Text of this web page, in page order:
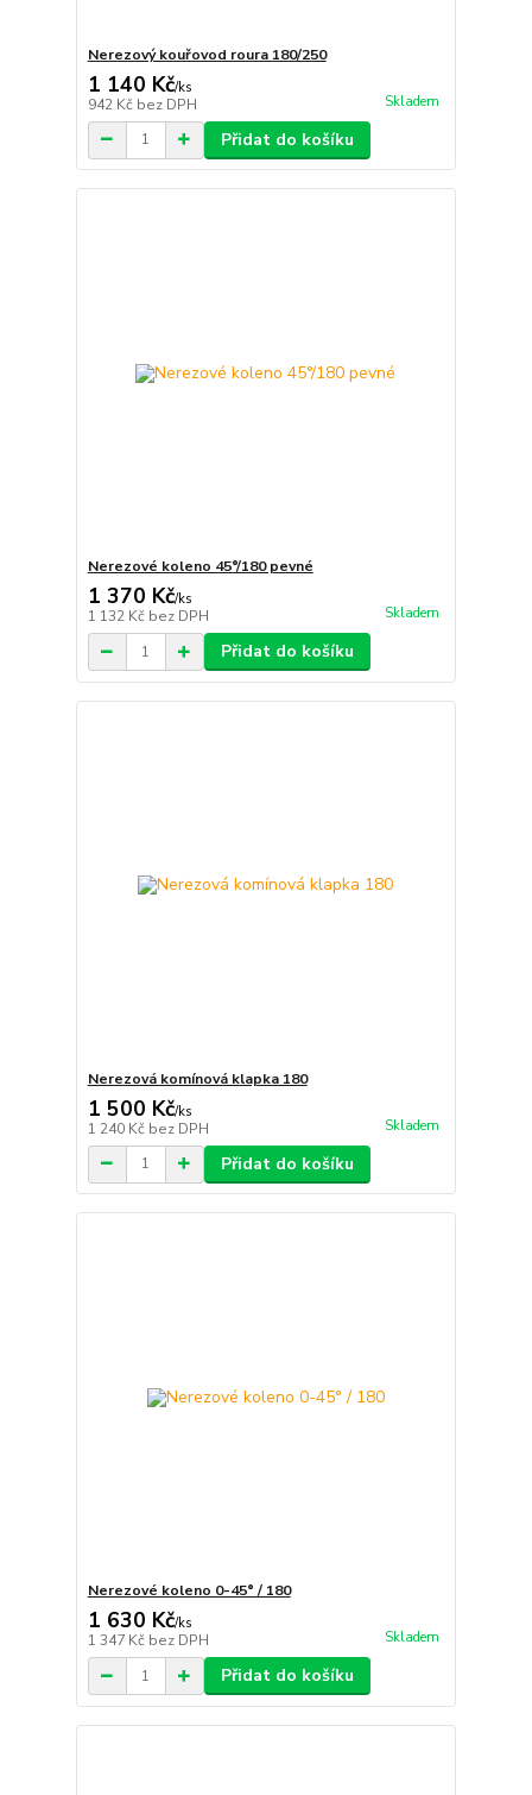
Nerezový kouřovod roura 180/250
1 140 Kč/ks
942 Kč bez DPH Skladem
Přidat do košíku
Nerezové koleno 45°/180 pevné
1 370 Kč/ks
1 132 Kč bez DPH Skladem
Přidat do košíku
Nerezová komínová klapka 180
1 500 Kč/ks
1 240 Kč bez DPH Skladem
Přidat do košíku
Nerezové koleno 0-45° / 180
1 630 Kč/ks
1 347 Kč bez DPH Skladem
Přidat do košíku